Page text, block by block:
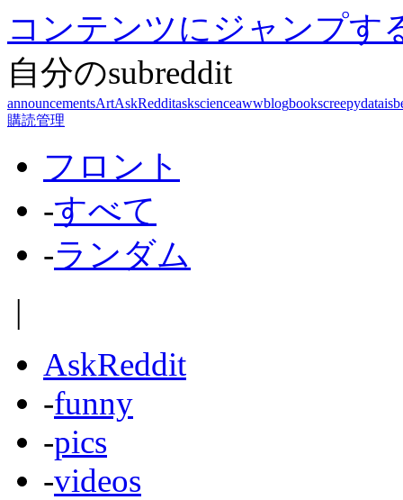
コンテンツにジャンプす
自分のsubreddit
announcementsArtAskRedditaskscienceawwblogbookscreepy
購読管理
フロント
-すべて
-ランダム
|
AskReddit
-funny
-pics
-videos